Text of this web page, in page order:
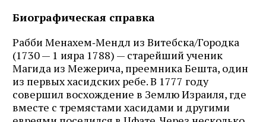
Биографическая справка
Рабби Менахем‑Мендл из Витебска/Городка
(1730 — 1 ияра 1788) — старейший ученик
Магида из Межерича, преемника Бешта, один
из первых хасидских ребе. В 1777 году
совершил восхождение в Землю Израиля, где
вместе с тремястами хасидами и другими